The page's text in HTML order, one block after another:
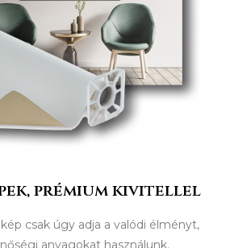
prémium kivitellel
csak úgy adja a valódi élményt,
anyagokat használunk.